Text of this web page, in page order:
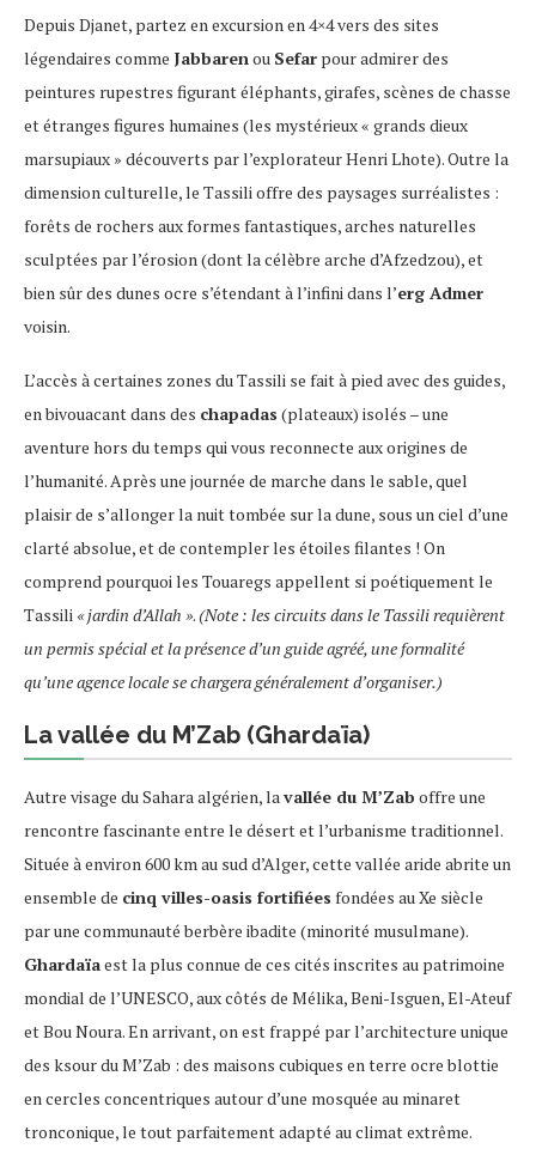
Depuis Djanet, partez en excursion en 4×4 vers des sites
légendaires comme Jabbarenou Sefar pour admirer des
peintures rupestres figurant éléphants, girafes, scènes de chasse
et étranges figures humaines (les mystérieux « grands dieux
marsupiaux » découverts par l’explorateur Henri Lhote). Outre la
dimension culturelle, le Tassili offre des paysages surréalistes :
forêts de rochers aux formes fantastiques, arches naturelles
sculptées par l’érosion (dont la célèbre arche d’Afzedzou), et
bien sûr des dunes ocre s’étendant à l’infini dans l’erg Admer
voisin.
L’accès à certaines zones du Tassili se fait à pied avec des guides,
en bivouacant dans des chapadas (plateaux) isolés – une
aventure hors du temps qui vous reconnecte aux origines de
l’humanité. Après une journée de marche dans le sable, quel
plaisir de s’allonger la nuit tombée sur la dune, sous un ciel d’une
clarté absolue, et de contempler les étoiles filantes ! On
comprend pourquoi les Touaregs appellent si poétiquement le
Tassili« jardin d’Allah ».(Note : les circuits dans le Tassili requièrent
un permis spécial et la présence d’un guide agréé, une formalité
qu’une agence locale se chargera généralement d’organiser.)
La vallée du M’Zab (Ghardaïa)
Autre visage du Sahara algérien, lavallée du M’Zab offre une
rencontre fascinante entre le désert et l’urbanisme traditionnel.
Située à environ 600 km au sud d’Alger, cette vallée aride abrite un
ensemble de cinq villes-oasis fortifiées fondées au Xe siècle
par une communauté berbère ibadite (minorité musulmane).
Ghardaïaest la plus connue de ces cités inscrites au patrimoine
mondial de l’UNESCO, aux côtés de Mélika, Beni-Isguen, El-Ateuf
et Bou Noura. En arrivant, on est frappé par l’architecture unique
des ksour du M’Zab : des maisons cubiques en terre ocre blottie
en cercles concentriques autour d’une mosquée au minaret
tronconique, le tout parfaitement adapté au climat extrême.